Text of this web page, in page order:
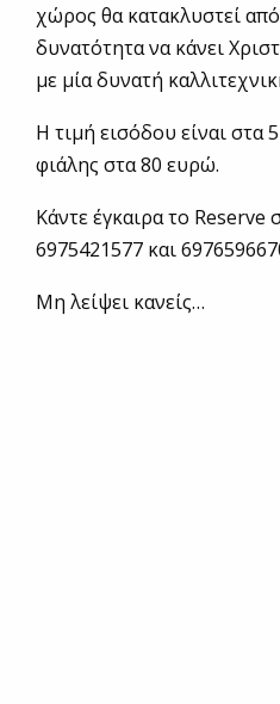
χώρος θα κατακλυστεί
δυνατότητα να κάνει
με μία δυνατή
Η τιμή εισόδου είναι στα
φιάλης στα 80 ευρώ.
Κάντε έγκαιρα το Reserve
6975421577 και
Μη λείψει κανείς…